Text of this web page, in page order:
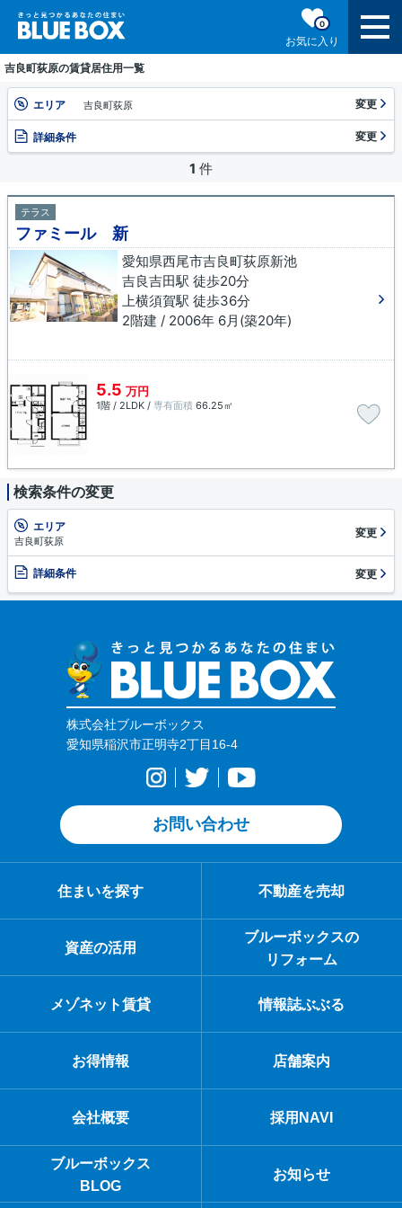
お気に入り
0
吉良町荻原の賃貸居住用一覧
エリア 吉良町荻原 変更
詳細条件 変更
1 件
テラス
ファミール 新
愛知県西尾市吉良町荻原新池
吉良吉田駅 徒歩20分
上横須賀駅 徒歩36分
2階建 / 2006年 6月(築20年)
5.5 万円
1階 / 2LDK / 専有面積 66.25㎡
検索条件の変更
エリア
吉良町荻原
変更
詳細条件 変更
株式会社ブルーボックス
愛知県稲沢市正明寺2丁目16-4
お問い合わせ
住まいを探す 不動産を売却
資産の活用
ブルーボックスの
リフォーム
メゾネット賃貸 情報誌ぶぶる
お得情報 店舗案内
会社概要 採用NAVI
ブルーボックス
BLOG
お知らせ